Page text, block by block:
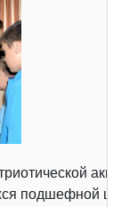
подшефной